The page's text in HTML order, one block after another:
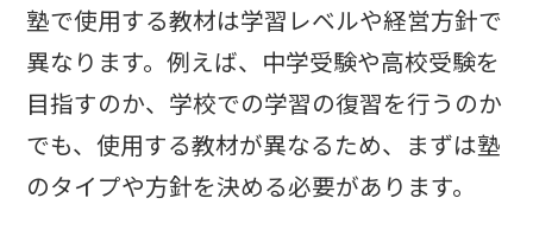
塾で使用する教材は学習レベルや経営方針で
異なります。例えば、中学受験や高校受験を
目指すのか、学校での学習の復習を行うのか
でも、使用する教材が異なるため、まずは塾
のタイプや方針を決める必要があります。